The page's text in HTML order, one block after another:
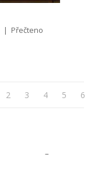
| Přečteno
2 3 4 5 6